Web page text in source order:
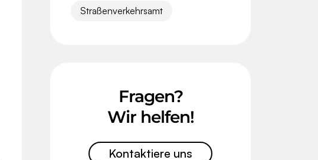
Straßenverkehrsamt
Fragen?
Wir helfen!
Kontaktiere uns